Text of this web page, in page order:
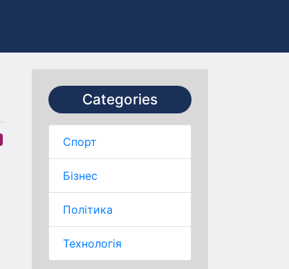
Categories
Спорт
Бізнес
Політика
Технологія